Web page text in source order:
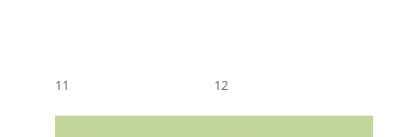
11 12